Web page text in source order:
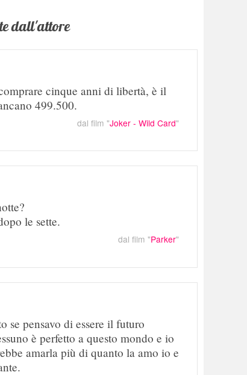
dall'attore
cinque anni di libertà, è il
499.500.
dal film "Joker - Wild Card"
le sette.
dal film "Parker"
se pensavo di essere il futuro
è perfetto a questo mondo e io
amarla più di quanto la amo io e